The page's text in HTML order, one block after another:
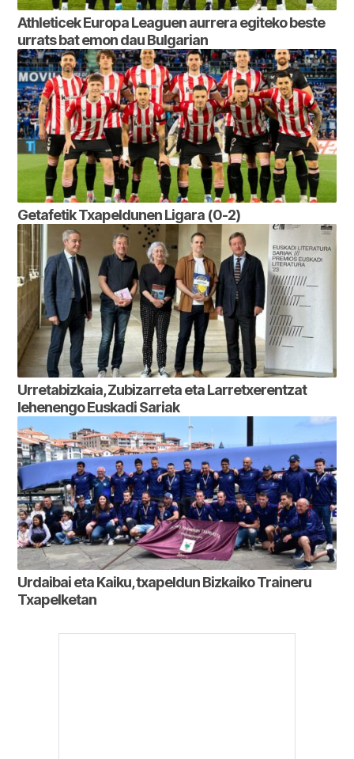
Athleticek Europa Leaguen aurrera egiteko beste
urrats bat emon dau Bulgarian
Getafetik Txapeldunen Ligara (0-2)
Urretabizkaia, Zubizarreta eta Larretxerentzat
lehenengo Euskadi Sariak
Urdaibai eta Kaiku, txapeldun Bizkaiko Traineru
Txapelketan